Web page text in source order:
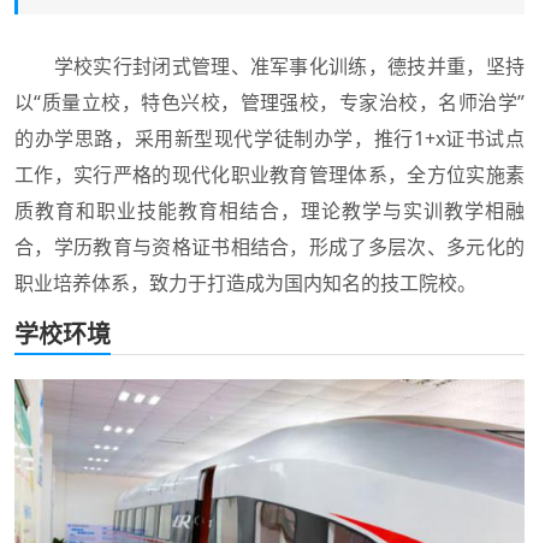
学校实行封闭式管理、准军事化训练，德技并重，坚持
以“质量立校，特色兴校，管理强校，专家治校，名师治学”
的办学思路，采用新型现代学徒制办学，推行1+x证书试点
工作，实行严格的现代化职业教育管理体系，全方位实施素
质教育和职业技能教育相结合，理论教学与实训教学相融
合，学历教育与资格证书相结合，形成了多层次、多元化的
职业培养体系，致力于打造成为国内知名的技工院校。
学校环境